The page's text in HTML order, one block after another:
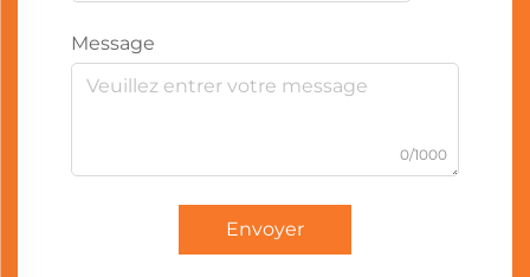
Message
0/1000
Envoyer